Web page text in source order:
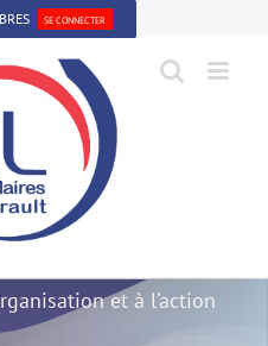
SE CONNECTER
et à l’action